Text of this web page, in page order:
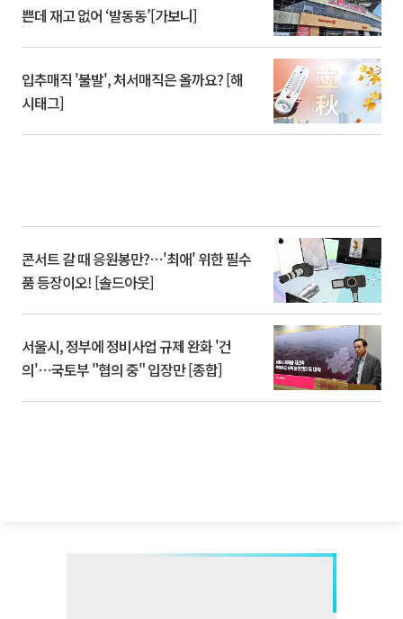
쁜데 재고 없어 ‘발동동’[가보니]
입추매직 '불발', 처서매직은 올까요? [해
시태그]
콘서트 갈 때 응원봉만?⋯'최애' 위한 필수
품 등장이오! [솔드아웃]
서울시, 정부에 정비사업 규제 완화 '건
의'⋯국토부 "협의 중" 입장만 [종합]